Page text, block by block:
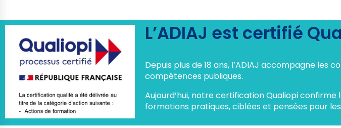
L’ADIAJ est certifié
Depuis plus de 18 ans, l’ADIAJ accompagne
compétences publiques.
Aujourd’hui, notre certification Qualiopi confirme
formations pratiques, ciblées et pensées pour